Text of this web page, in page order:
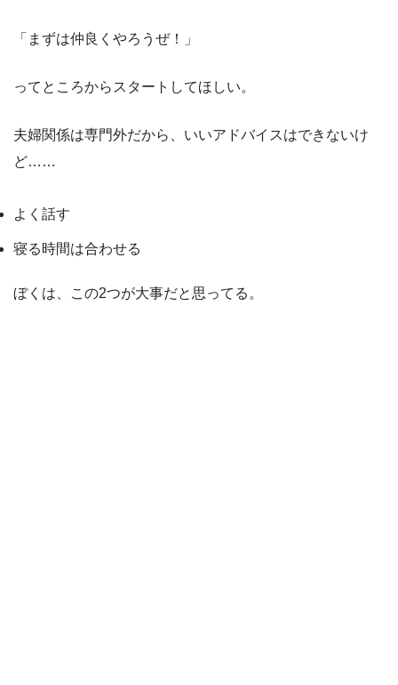
「まずは仲良くやろうぜ！」
ってところからスタートしてほしい。
夫婦関係は専門外だから、いいアドバイスはできないけ
ど……
よく話す
寝る時間は合わせる
ぼくは、この2つが大事だと思ってる。